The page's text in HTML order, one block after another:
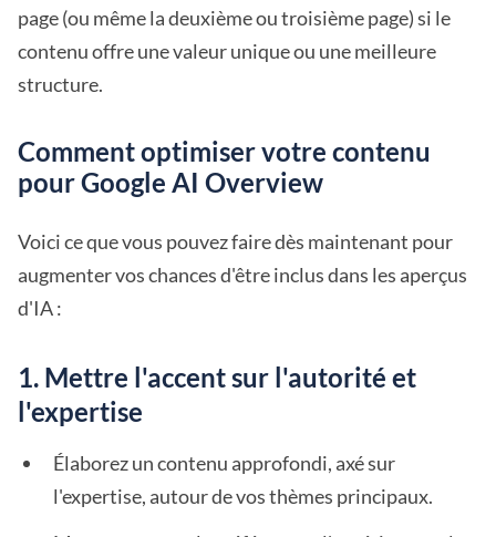
page (ou même la deuxième ou troisième page) si le
contenu offre une valeur unique ou une meilleure
structure.
Comment optimiser votre contenu
pour Google AI Overview
Voici ce que vous pouvez faire dès maintenant pour
augmenter vos chances d'être inclus dans les aperçus
d'IA :
1. Mettre l'accent sur l'autorité et
l'expertise
Élaborez un contenu approfondi, axé sur
l'expertise, autour de vos thèmes principaux.